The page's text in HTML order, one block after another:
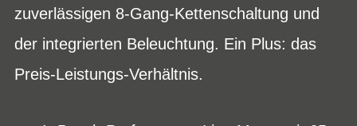
zuverlässigen 8-Gang-Kettenschaltung und
der integrierten Beleuchtung. Ein Plus: das
Preis-Leistungs-Verhältnis.